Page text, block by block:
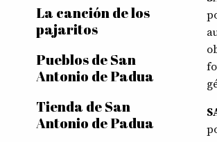
La canción de los
pajaritos
Pueblos de San
Antonio de Padua
Tienda de San
Antonio de Padua